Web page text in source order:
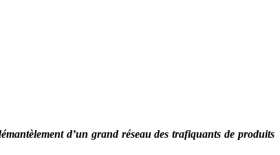
d’un grand réseau des trafiquants de produits